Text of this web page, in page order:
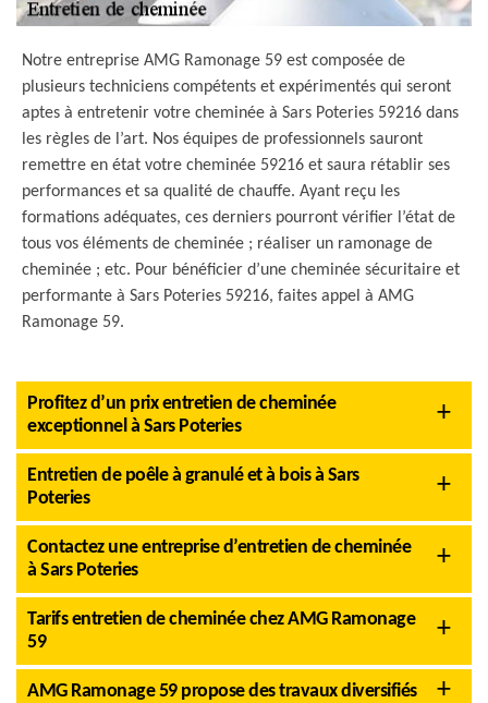
Notre entreprise AMG Ramonage 59 est composée de
plusieurs techniciens compétents et expérimentés qui seront
aptes à entretenir votre cheminée à Sars Poteries 59216 dans
les règles de l’art. Nos équipes de professionnels sauront
remettre en état votre cheminée 59216 et saura rétablir ses
performances et sa qualité de chauffe. Ayant reçu les
formations adéquates, ces derniers pourront vérifier l’état de
tous vos éléments de cheminée ; réaliser un ramonage de
cheminée ; etc. Pour bénéficier d’une cheminée sécuritaire et
performante à Sars Poteries 59216, faites appel à AMG
Ramonage 59.
Profitez d’un prix entretien de cheminée
exceptionnel à Sars Poteries
Entretien de poêle à granulé et à bois à Sars
Poteries
Contactez une entreprise d’entretien de cheminée
à Sars Poteries
Tarifs entretien de cheminée chez AMG Ramonage
59
AMG Ramonage 59 propose des travaux diversifiés